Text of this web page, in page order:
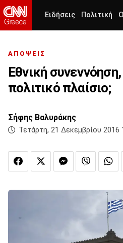
Ειδήσεις Πολιτική
ΑΠΟΨΕΙΣ
Εθνική
πολιτικό πλαίσιο;
Σήφης Βαλυράκης
Τετάρτη, 21 Δεκεμβρίου 2016